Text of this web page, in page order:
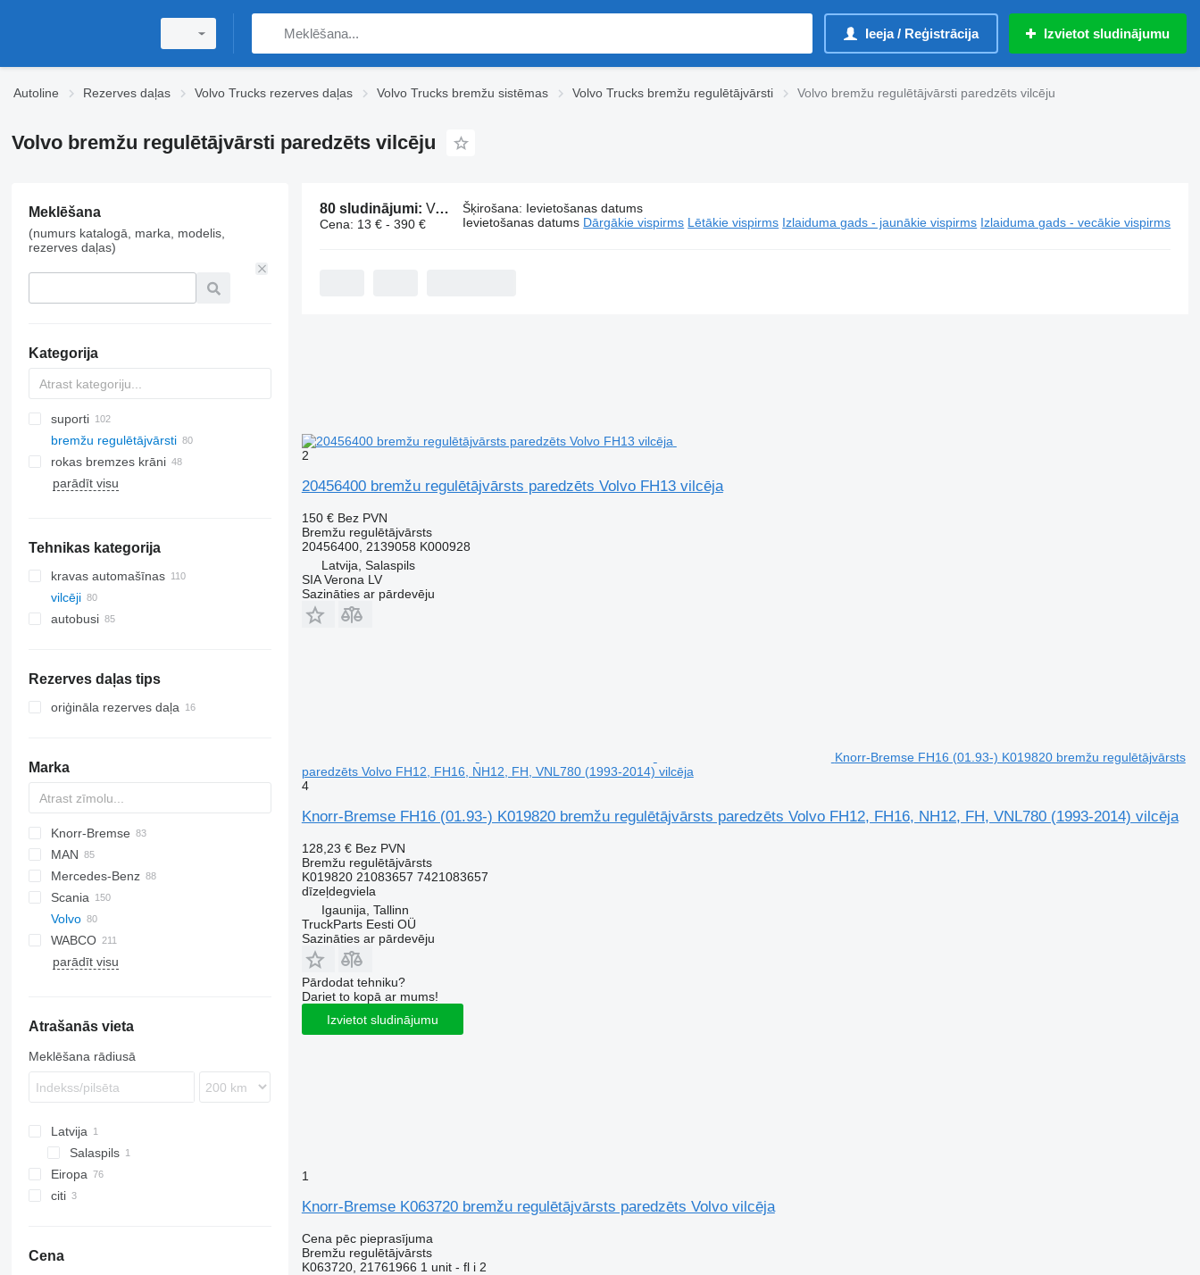
Ieeja / Reģistrācija Izvietot sludinājumu
Autoline Rezerves daļas Volvo Trucks rezerves daļas Volvo Trucks bremžu sistēmas Volvo Trucks bremžu regulētājvārsti Volvo bremžu regulētājvārsti paredzēts vilcēju
Volvo bremžu regulētājvārsti paredzēts vilcēju
Meklēšana
(numurs katalogā, marka, modelis,
rezerves daļas)
Kategorija
suporti
bremžu regulētājvārsti
rokas bremzes krāni
parādīt visu
Tehnikas kategorija
kravas automašīnas
vilcēji
autobusi
Rezerves daļas tips
oriģināla rezerves daļa
Marka
CF
LF
XF
XG
EuroCargo
S-Way
Stralis
Trakker
Knorr-Bremse
MAN
F90
L2000
TGA
TGL
TGM
Mercedes-Benz
Actros
Antos
Arocs
Atego
G-series
K-series
Kerax
Magnum
Scania
G-series
K-series
P-series
Volvo
FH
FH12
FL
FL10
FL 280
FM9
VNL
WABCO
parādīt visu
Atrašanās vieta
Meklēšana rādiusā
Latvija
Salaspils
Eiropa
citi
Cena
80 sludinājumi: Volvo bremžu regulētājvārsti paredzēts vilcēju
Cena: 13 € - 390 €
Šķirošana: Ievietošanas datums
Ievietošanas datums Dārgākie vispirms Lētākie vispirms Izlaiduma gads - jaunākie vispirms Izlaiduma gads - vecākie vispirms
2
20456400 bremžu regulētājvārsts paredzēts Volvo FH13 vilcēja
150 € Bez PVN
Bremžu regulētājvārsts
20456400, 2139058 K000928
Latvija, Salaspils
SIA Verona LV
Sazināties ar pārdevēju
Knorr-Bremse FH16 (01.93-) K019820 bremžu regulētājvārsts
paredzēts Volvo FH12, FH16, NH12, FH, VNL780 (1993-2014) vilcēja
4
Knorr-Bremse FH16 (01.93-) K019820 bremžu regulētājvārsts paredzēts Volvo FH12, FH16, NH12, FH, VNL780 (1993-2014) vilcēja
128,23 € Bez PVN
Bremžu regulētājvārsts
K019820 21083657 7421083657
dīzeļdegviela
Igaunija, Tallinn
TruckParts Eesti OÜ
Sazināties ar pārdevēju
Pārdodat tehniku?
Dariet to kopā ar mums!
Izvietot sludinājumu
1
Knorr-Bremse K063720 bremžu regulētājvārsts paredzēts Volvo vilcēja
Cena pēc pieprasījuma
Bremžu regulētājvārsts
K063720, 21761966 1 unit - fl i 2